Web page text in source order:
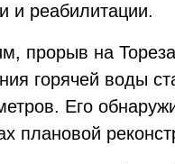
и реабилитации.
прорыв на
горячей воды
Его
плановой